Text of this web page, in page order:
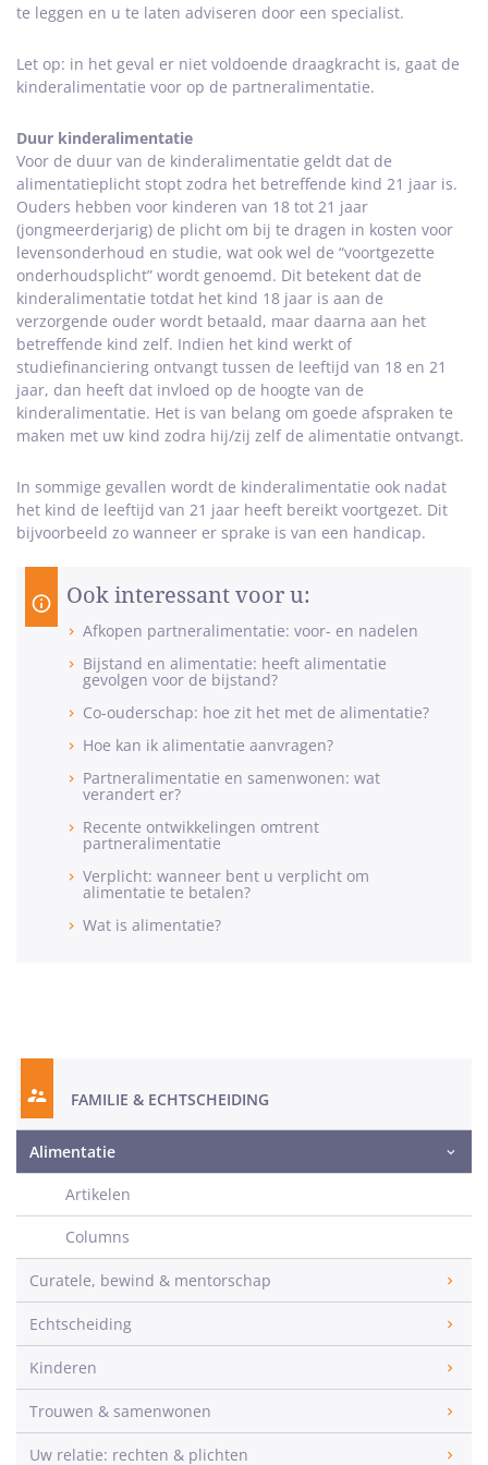
te leggen en u te laten adviseren door een specialist.
Let op: in het geval er niet voldoende draagkracht is, gaat de
kinderalimentatie voor op de partneralimentatie.
Duur kinderalimentatie
Voor de duur van de kinderalimentatie geldt dat de
alimentatieplicht stopt zodra het betreffende kind 21 jaar is.
Ouders hebben voor kinderen van 18 tot 21 jaar
(jongmeerderjarig) de plicht om bij te dragen in kosten voor
levensonderhoud en studie, wat ook wel de “voortgezette
onderhoudsplicht” wordt genoemd. Dit betekent dat de
kinderalimentatie totdat het kind 18 jaar is aan de
verzorgende ouder wordt betaald, maar daarna aan het
betreffende kind zelf. Indien het kind werkt of
studiefinanciering ontvangt tussen de leeftijd van 18 en 21
jaar, dan heeft dat invloed op de hoogte van de
kinderalimentatie. Het is van belang om goede afspraken te
maken met uw kind zodra hij/zij zelf de alimentatie ontvangt.
In sommige gevallen wordt de kinderalimentatie ook nadat
het kind de leeftijd van 21 jaar heeft bereikt voortgezet. Dit
bijvoorbeeld zo wanneer er sprake is van een handicap.
Ook interessant voor u:
Afkopen partneralimentatie: voor- en nadelen
Bijstand en alimentatie: heeft alimentatie
gevolgen voor de bijstand?
Co-ouderschap: hoe zit het met de alimentatie?
Hoe kan ik alimentatie aanvragen?
Partneralimentatie en samenwonen: wat
verandert er?
Recente ontwikkelingen omtrent
partneralimentatie
Verplicht: wanneer bent u verplicht om
alimentatie te betalen?
Wat is alimentatie?
FAMILIE & ECHTSCHEIDING
Alimentatie
Artikelen
Columns
Curatele, bewind & mentorschap
Echtscheiding
Kinderen
Trouwen & samenwonen
Uw relatie: rechten & plichten